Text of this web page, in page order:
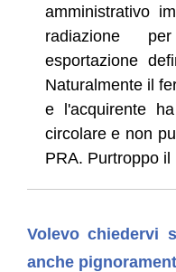
amministrativo
radiazione
esportazione
Naturalmente il
e l'acquirente
circolare e non
PRA. Purtroppo il
Volevo chiedervi
anche